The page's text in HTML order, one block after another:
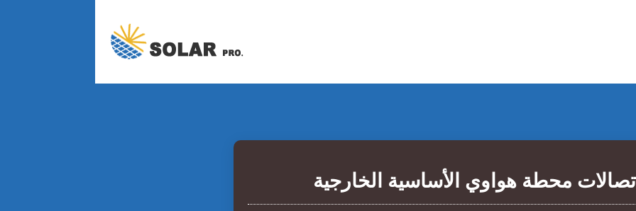
محطة هواوي الأساسية الخارجية